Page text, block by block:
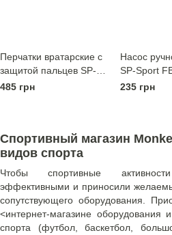
Перчатки вратарские с
защитой пальцев SP-
Sport FB-888 Синий 10
485 грн
Насос
SP-Sport
235 грн
Спортивный магазин
видов спорта
Чтобы спортивные
эффективными и приносили
сопутствующего оборудования.
<интернет-магазине оборудования
спорта (футбол, баскетбол,